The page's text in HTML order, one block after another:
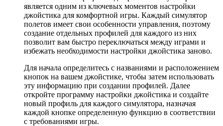
является одним из ключевых моментов настройки
джойстика для комфортной игры. Каждый симулятор
полетов имеет свои особенности управления, поэтому
создание отдельных профилей для каждого из них
позволит вам быстро переключаться между играми и
избежать необходимости настройки джойстика заново.
Для начала определитесь с названиями и расположением
кнопок на вашем джойстике, чтобы затем использовать
эту информацию при создании профилей. Далее
откройте программу настройки джойстика и создайте
новый профиль для каждого симулятора, назначая
каждой кнопке определенную функцию в соответствии
с требованиями игры.